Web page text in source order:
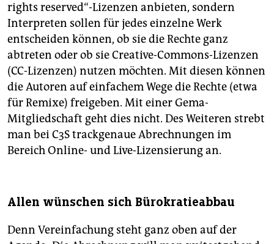
rights reserved“-Lizenzen anbieten, sondern
Interpreten sollen für jedes einzelne Werk
entscheiden können, ob sie die Rechte ganz
abtreten oder ob sie Creative-Commons-Lizenzen
(CC-Lizenzen) nutzen möchten. Mit diesen können
die Autoren auf einfachem Wege die Rechte (etwa
für Remixe) freigeben. Mit einer Gema-
Mitgliedschaft geht dies nicht. Des Weiteren strebt
man bei C3S trackgenaue Abrechnungen im
Bereich Online- und Live-Lizensierung an.
Allen wünschen sich Bürokratieabbau
Denn Vereinfachung steht ganz oben auf der